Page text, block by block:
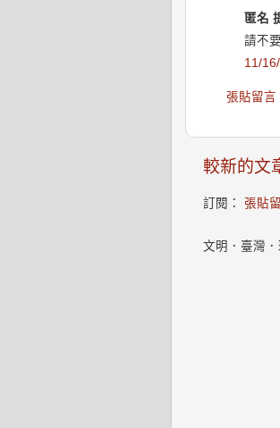
匿名
請不
11/
張貼留言
較新的文
訂閱： 張貼
文明．臺灣